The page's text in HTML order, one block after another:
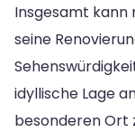
Insgesamt kann
seine
idyllische Lage
besonderen Ort